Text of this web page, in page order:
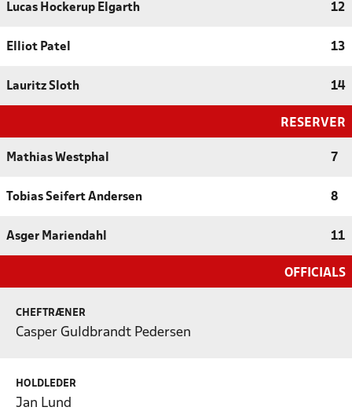
Lucas Hockerup Elgarth 12
Elliot Patel 13
Lauritz Sloth 14
RESERVER
Mathias Westphal 7
Tobias Seifert Andersen 8
Asger Mariendahl 11
OFFICIALS
CHEFTRÆNER
Casper Guldbrandt Pedersen
HOLDLEDER
Jan Lund